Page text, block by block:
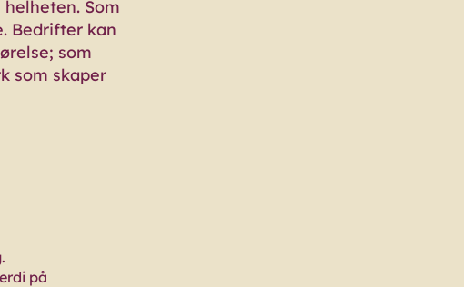
Som
Bedrifter kan
som
som skaper
på